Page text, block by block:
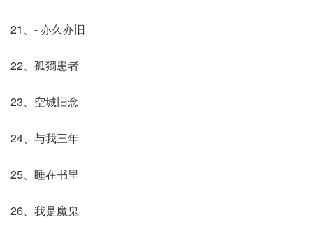
21、- 亦久亦旧
22、孤獨患者
23、空城旧念
24、与我三年
25、睡在书里
26、我是魔鬼